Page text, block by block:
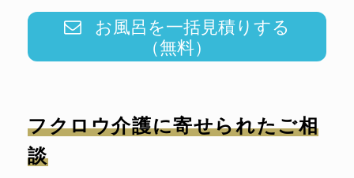
お風呂を一括見積りする
（無料）
フクロウ介護に寄せられたご相
談